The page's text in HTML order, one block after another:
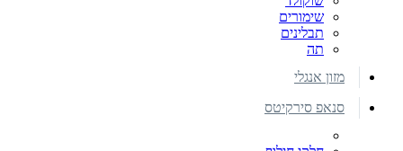
שימורים
תבלינים
תה
מזון אנגלי
סנאפ סירקיטס